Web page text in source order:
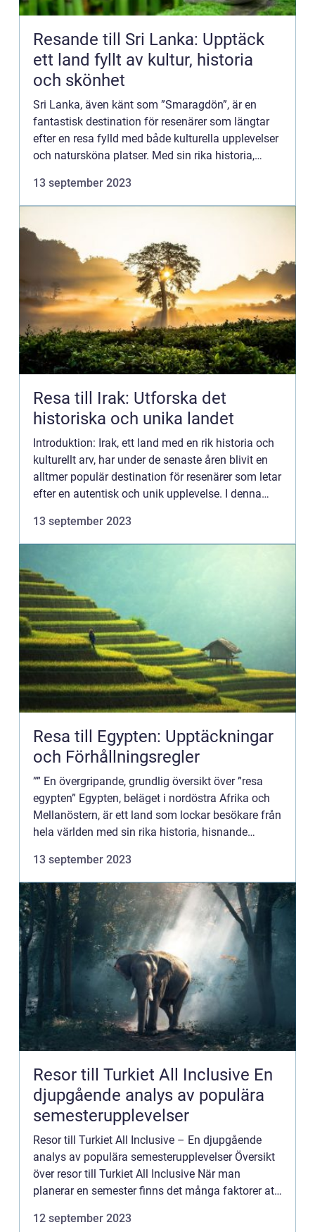
Resande till Sri Lanka: Upptäck
ett land fyllt av kultur, historia
och skönhet
Sri Lanka, även känt som ”Smaragdön”, är en
fantastisk destination för resenärer som längtar
efter en resa fylld med både kulturella upplevelser
och natursköna platser. Med sin rika historia,
13 september 2023
Resa till Irak: Utforska det
historiska och unika landet
Introduktion: Irak, ett land med en rik historia och
kulturellt arv, har under de senaste åren blivit en
alltmer populär destination för resenärer som letar
efter en autentisk och unik upplevelse. I denna
13 september 2023
Resa till Egypten: Upptäckningar
och Förhållningsregler
”” En övergripande, grundlig översikt över ”resa
egypten” Egypten, beläget i nordöstra Afrika och
Mellanöstern, är ett land som lockar besökare från
hela världen med sin rika historia, hisnande
13 september 2023
Resor till Turkiet All Inclusive En
djupgående analys av populära
semesterupplevelser
Resor till Turkiet All Inclusive – En djupgående
analys av populära semesterupplevelser Översikt
över resor till Turkiet All Inclusive När man
planerar en semester finns det många faktorer att
semesteruppleve...
12 september 2023